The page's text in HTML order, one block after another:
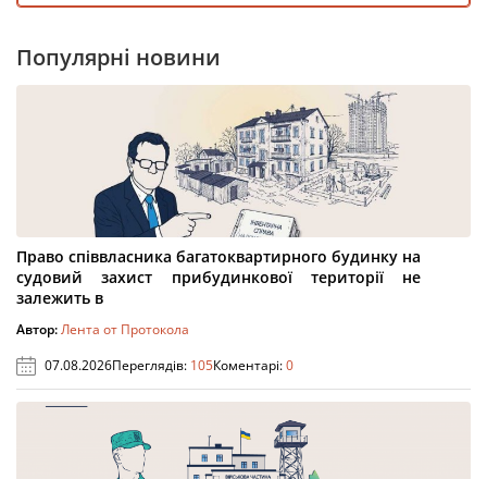
Популярні новини
Право співвласника багатоквартирного будинку на
судовий захист прибудинкової території не
залежить в
Автор:Лента от Протокола
07.08.2026Переглядів: 105Коментарі:0